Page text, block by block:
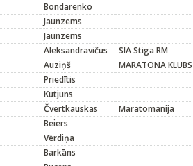
Bondarenko
Jaunzems
Jaunzems
Aleksandravičus
SIA Stiga RM
Auziņš
MARATONA KLUBS
Priedītis
Kutjuns
Čvertkauskas
Maratomanija
Beiers
Vērdiņa
Barkāns